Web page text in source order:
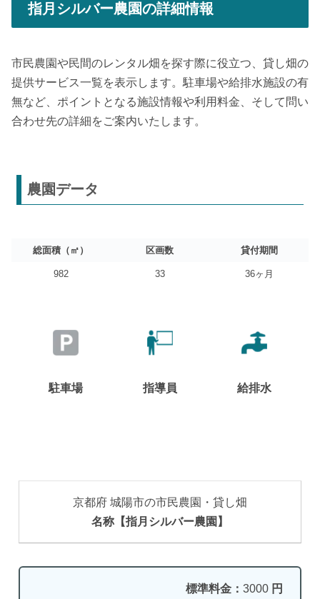
指月シルバー農園の詳細情報
市民農園や民間のレンタル畑を探す際に役立つ、貸し畑の
提供サービス一覧を表示します。駐車場や給排水施設の有
無など、ポイントとなる施設情報や利用料金、そして問い
合わせ先の詳細をご案内いたします。
農園データ
総面積（㎡） 区画数 貸付期間
982 33 36ヶ月
駐車場 指導員 給排水
京都府 城陽市の市民農園・貸し畑
名称【指月シルバー農園】
標準料金： 3000 円